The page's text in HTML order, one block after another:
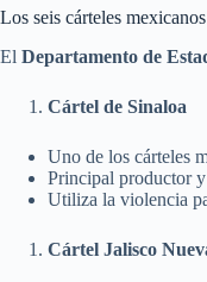
Los seis cárteles
El Departamento de
Cártel de Sinaloa
Uno de los cárteles
Principal productor
Utiliza la violencia
Cártel Jalisco